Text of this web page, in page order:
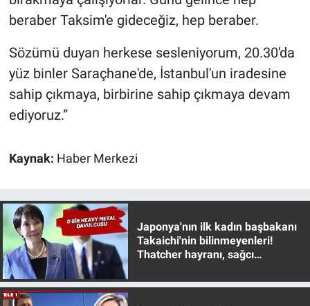
beraber Taksim'e gideceğiz, hep beraber.
Sözümü duyan herkese sesleniyorum, 20.30'da
yüz binler Saraçhane'de, İstanbul'un iradesine
sahip çıkmaya, birbirine sahip çıkmaya devam
ediyoruz.”
Kaynak: Haber Merkezi
Japonya'nın ilk kadın başbakanı
Takaichi'nin bilinmeyenleri!
Thatcher hayranı, sağcı